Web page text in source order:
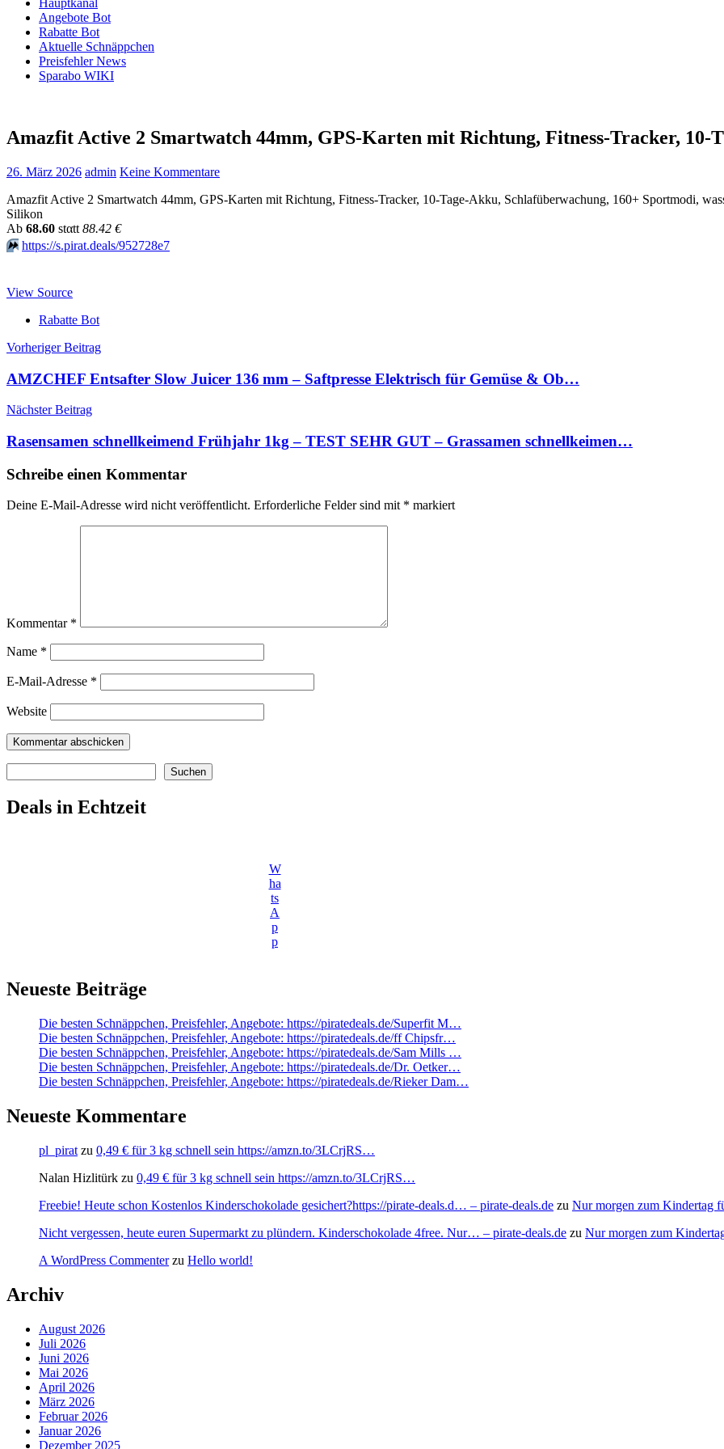
Hauptkanal
Angebote Bot
Rabatte Bot
Aktuelle Schnäppchen
Preisfehler News
Sparabo WIKI
Amazfit Active 2 Smartwatch 44mm, GPS-Karten mit Richtung, Fitness-Tracker, 10-
26. März 2026 admin Keine Kommentare
Amazfit Active 2 Smartwatch 44mm, GPS-Karten mit Richtung, Fitness-Tracker, 10-Tage-Akku, Schlafüberwachung, 160+ Sportmodi,
Silikon
Аb 68.60 stαtt 88.42 €
⏩️ https://s.pirat.deals/952728e7
View Source
Rabatte Bot
Beitragsnavigation
Vorheriger Beitrag
AMZCHEF Entsafter Slow Juicer 136 mm – Saftpresse Elektrisch für Gemüse & Ob…
Nächster Beitrag
Rasensamen schnellkeimend Frühjahr 1kg – TEST SEHR GUT – Grassamen schnellkeimen…
Schreibe einen Kommentar
Deine E-Mail-Adresse wird nicht veröffentlicht. Erforderliche Felder sind mit * markiert
Kommentar *
Name *
E-Mail-Adresse *
Website
Suchen
Deals in Echtzeit
W
ha
ts
A
p
p
Neueste Beiträge
Die besten Schnäppchen, Preisfehler, Angebote: https://piratedeals.de/Superfit M…
Die besten Schnäppchen, Preisfehler, Angebote: https://piratedeals.de/ff Chipsfr…
Die besten Schnäppchen, Preisfehler, Angebote: https://piratedeals.de/Sam Mills …
Die besten Schnäppchen, Preisfehler, Angebote: https://piratedeals.de/Dr. Oetker…
Die besten Schnäppchen, Preisfehler, Angebote: https://piratedeals.de/Rieker Dam…
Neueste Kommentare
pl_pirat zu 0,49 € für 3 kg schnell sein https://amzn.to/3LCrjRS…
Nalan Hizlitürk zu 0,49 € für 3 kg schnell sein https://amzn.to/3LCrjRS…
Freebie! Heute schon Kostenlos Kinderschokolade gesichert?https://pirate-deals.d… – pirate-deals.de zu Nur morgen zum Kindertag
Nicht vergessen, heute euren Supermarkt zu plündern. Kinderschokolade 4free. Nur… – pirate-deals.de zu Nur morgen zum
A WordPress Commenterzu Hello world!
Archiv
August 2026
Juli 2026
Juni 2026
Mai 2026
April 2026
März 2026
Februar 2026
Januar 2026
Dezember 2025